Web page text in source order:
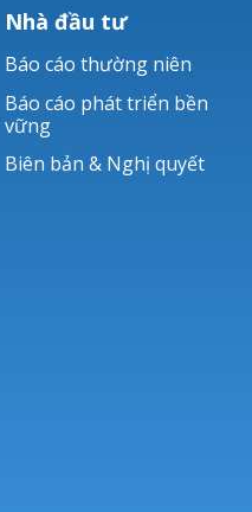
Nhà đầu tư
Báo cáo thường niên
Báo cáo phát triển bền
vững
Biên bản & Nghị quyết